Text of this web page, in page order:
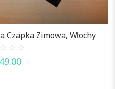
Czapka Zimowa, Włochy